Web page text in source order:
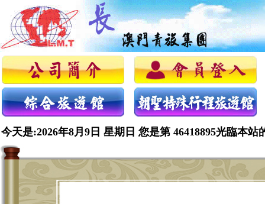
今天是:2026年8月9日 星期日 您是第 46418895光臨本站